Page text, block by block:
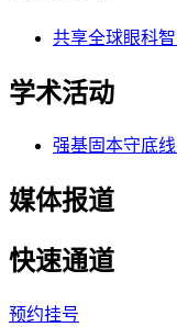
共享全球眼科
学术活动
强基固本守底
媒体报道
快速通道
预约挂号